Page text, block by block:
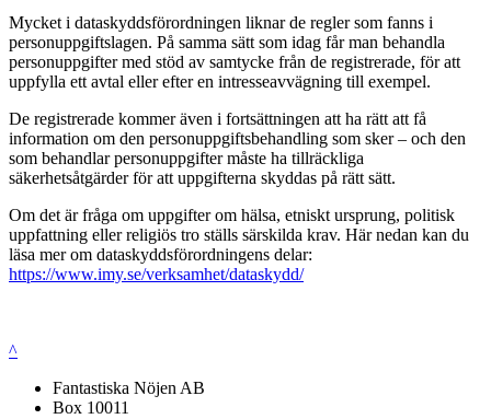
Mycket i dataskyddsförordningen liknar de regler som fanns i
personuppgiftslagen. På samma sätt som idag får man behandla
personuppgifter med stöd av samtycke från de registrerade, för att
uppfylla ett avtal eller efter en intresseavvägning till exempel.
De registrerade kommer även i fortsättningen att ha rätt att få
information om den personuppgiftsbehandling som sker – och den
som behandlar personuppgifter måste ha tillräckliga
säkerhetsåtgärder för att uppgifterna skyddas på rätt sätt.
Om det är fråga om uppgifter om hälsa, etniskt ursprung, politisk
uppfattning eller religiös tro ställs särskilda krav. Här nedan kan du
läsa mer om dataskyddsförordningens delar:
https://www.imy.se/verksamhet/dataskydd/
^
Fantastiska Nöjen AB
Box 10011